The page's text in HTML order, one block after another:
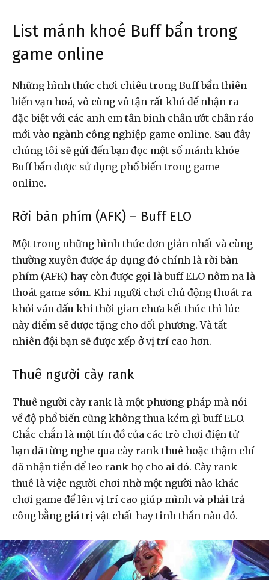
List mánh khoé Buff bẩn trong
game online
Những hình thức chơi chiêu trong Buff bẩn thiên
biến vạn hoá, vô cùng vô tận rất khó để nhận ra
đặc biệt với các anh em tân binh chân ướt chân ráo
mới vào ngành công nghiệp game online. Sau đây
chúng tôi sẽ gửi đến bạn đọc một số mánh khóe
Buff bẩn được sử dụng phổ biến trong game
online.
Rời bàn phím (AFK) – Buff ELO
Một trong những hình thức đơn giản nhất và cùng
thường xuyên được áp dụng đó chính là rời bàn
phím (AFK) hay còn được gọi là buff ELO nôm na là
thoát game sớm. Khi người chơi chủ động thoát ra
khỏi ván đấu khi thời gian chưa kết thúc thì lúc
này điểm sẽ được tặng cho đối phương. Và tất
nhiên đội bạn sẽ được xếp ở vị trí cao hơn.
Thuê người cày rank
Thuê người cày rank là một phương pháp mà nói
về độ phổ biến cũng không thua kém gì buff ELO.
Chắc chắn là một tín đồ của các trò chơi điện tử
bạn đã từng nghe qua cày rank thuê hoặc thậm chí
đã nhận tiền để leo rank họ cho ai đó. Cày rank
thuê là việc người chơi nhờ một người nào khác
chơi game để lên vị trí cao giúp mình và phải trả
công bằng giá trị vật chất hay tinh thần nào đó.